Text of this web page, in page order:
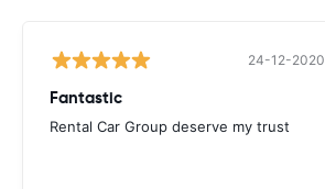
24-12-2020
Fantastic
Rental Car Group deserve my trust